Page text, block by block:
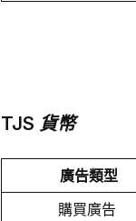
TJS 貨幣
廣告類型
購買廣告